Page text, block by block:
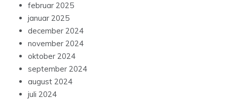
februar 2025
januar 2025
december 2024
november 2024
oktober 2024
september 2024
august 2024
juli 2024